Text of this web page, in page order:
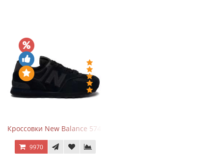
Кроссовки New Balance 574 All Black
9970